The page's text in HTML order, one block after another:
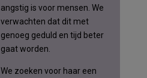
angstig is voor mensen. We
verwachten dat dit met
genoeg geduld en tijd beter
gaat worden.
We zoeken voor haar een